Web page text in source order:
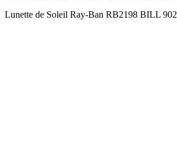
Lunette de Soleil Ray-Ban RB2198 BILL 902